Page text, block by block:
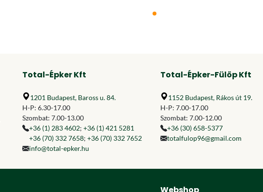
Total-Épker Kft
1201 Budapest, Baross u. 84.
H-P: 6.30-17.00
Szombat: 7.00-13.00
+36 (1) 283 4602; +36 (1) 421 5281
+36 (70) 332 7658; +36 (70) 332 7652
info@total-epker.hu
Total-Épker-Fülöp Kft
1152 Budapest, Rákos út 19.
H-P: 7.00-17.00
Szombat: 7.00-12.00
+36 (30) 658-5377
totalfulop96@gmail.com